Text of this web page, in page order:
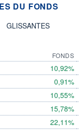
DU FONDS
GLISSANTES
FONDS
10,92%
0,91%
10,55%
15,78%
22,11%